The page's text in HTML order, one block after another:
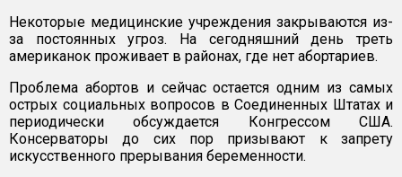
Некоторые медицинские учреждения закрываются из-
за постоянных угроз. На сегодняшний день треть
американок проживает в районах, где нет абортариев.
Проблема абортов и сейчас остается одним из самых
острых социальных вопросов в Соединенных Штатах и
периодически обсуждается Конгрессом США.
Консерваторы до сих пор призывают к запрету
искусственного прерывания беременности.